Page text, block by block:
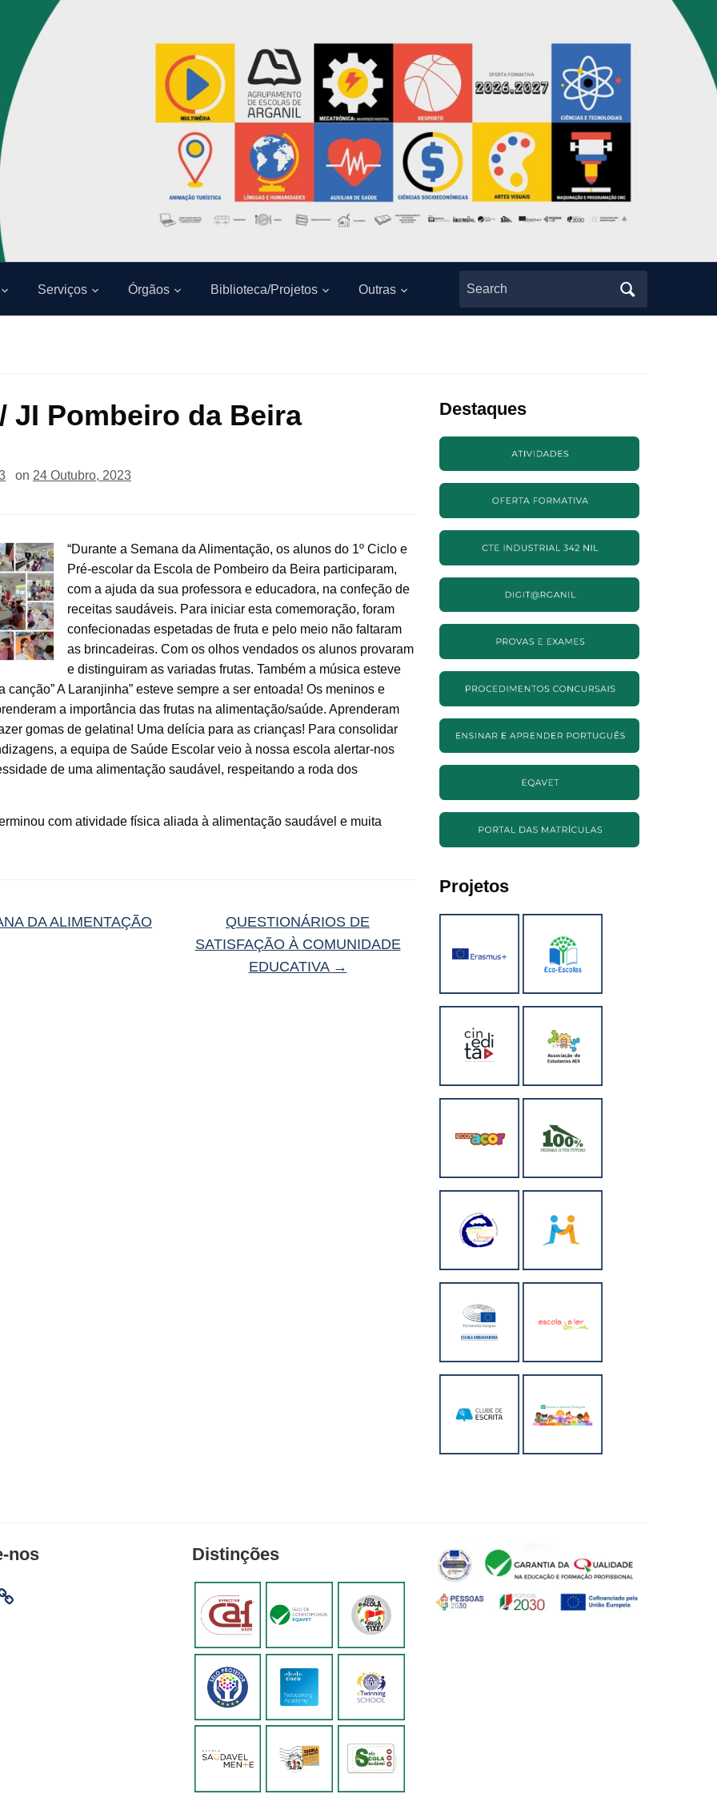
Serviços Órgãos Biblioteca/Projetos Outras
Search
for:
JI Pombeiro da Beira
on 24 Outubro, 2023
“Durante a Semana da Alimentação, os alunos do 1º Ciclo e
Pré-escolar da Escola de Pombeiro da Beira participaram,
com a ajuda da sua professora e educadora, na confeção de
receitas saudáveis. Para iniciar esta comemoração, foram
confecionadas espetadas de fruta e pelo meio não faltaram
as brincadeiras. Com os olhos vendados os alunos provaram
e distinguiram as variadas frutas. Também a música esteve
canção” A Laranjinha” esteve sempre a ser entoada! Os meninos e
a importância das frutas na alimentação/saúde. Aprenderam
gomas de gelatina! Uma delícia para as crianças! Para consolidar
a equipa de Saúde Escolar veio à nossa escola alertar-nos
de uma alimentação saudável, respeitando a roda dos
com atividade física aliada à alimentação saudável e muita
DA ALIMENTAÇÃO
QUESTIONÁRIOS DE
SATISFAÇÃO À COMUNIDADE
EDUCATIVA →
Destaques
Projetos
nos Distinções